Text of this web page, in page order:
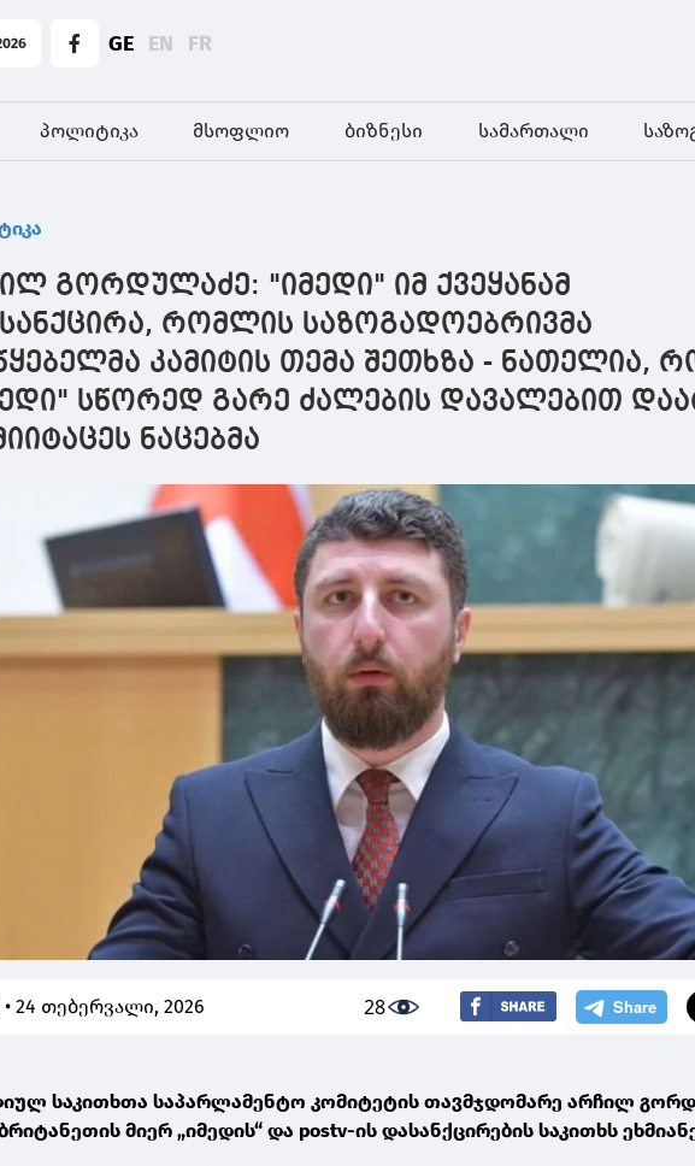
GE EN FR
პოლიტიკა მსოფლიო ბიზნესი სამართალი
გორდულაძე: "იმედი" იმ ქვეყანამ
რომლის საზოგადოებრივმა
კამიტის თემა შეთხზა - ნათელია,
სწორედ გარე ძალების დავალებით
ნაცებმა
• 24 თებერვალი, 2026 28
საკითხთა საპარლამენტო კომიტეტის თავმჯდომარე არჩილ
მიერ „იმედის“ და postv-ის დასანქცირების საკითხს